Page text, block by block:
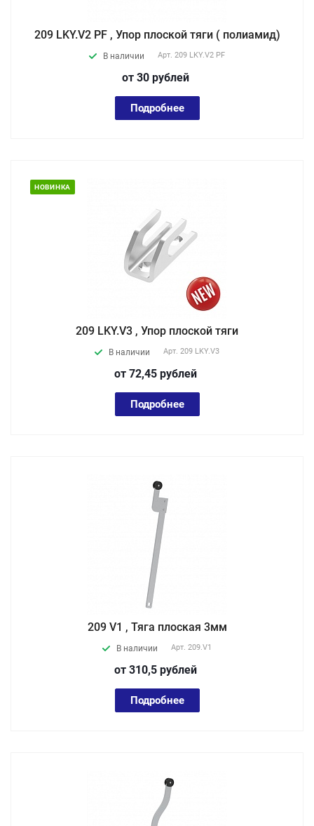
209 LKY.V2 PF , Упор плоской тяги ( полиамид)
В наличии Арт. 209 LKY.V2 PF
от 30 рублей
Подробнее
НОВИНКА
209 LKY.V3 , Упор плоской тяги
В наличии Арт. 209 LKY.V3
от 72,45 рублей
Подробнее
209 V1 , Тяга плоская 3мм
В наличии Арт. 209.V1
от 310,5 рублей
Подробнее